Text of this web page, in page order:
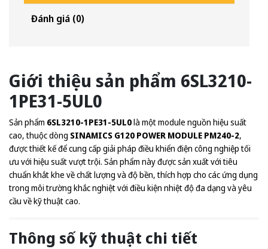
Đánh giá (0)
Giới thiệu sản phẩm 6SL3210-
1PE31-5UL0
Sản phẩm 6SL3210-1PE31-5UL0là một module nguồn hiệu suất
cao, thuộc dòng SINAMICS G120 POWER MODULE PM240-2,
được thiết kế để cung cấp giải pháp điều khiển điện công nghiệp tối
ưu với hiệu suất vượt trội. Sản phẩm này được sản xuất với tiêu
chuẩn khắt khe về chất lượng và độ bền, thích hợp cho các ứng dụng
trong môi trường khắc nghiệt với điều kiện nhiệt độ đa dạng và yêu
cầu về kỹ thuật cao.
Thông số kỹ thuật chi tiết